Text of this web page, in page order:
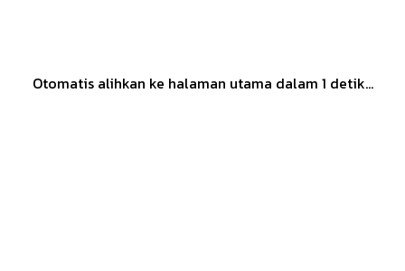
Otomatis alihkan ke halaman utama dalam 1 detik...